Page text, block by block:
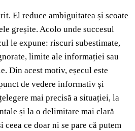
El reduce ambiguitatea și scoate
greșite. Acolo unde succesul
le expune: riscuri subestimate,
limite ale informației sau
Din acest motiv, eșecul este
de vedere informativ și
mai precisă a situației, la
și la o delimitare mai clară
ceea ce doar ni se pare că putem